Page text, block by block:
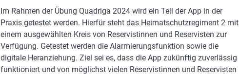
Im Rahmen der Übung Quadriga 2024 wird ein Teil der App in der
Praxis getestet werden. Hierfür steht das Heimatschutzregiment 2 mit
einem ausgewählten Kreis von Reservistinnen und Reservisten zur
Verfügung. Getestet werden die Alarmierungsfunktion sowie die
digitale Heranziehung. Ziel sei es, dass die App zukünftig zuverlässig
funktioniert und von möglichst vielen Reservistinnen und Reservisten